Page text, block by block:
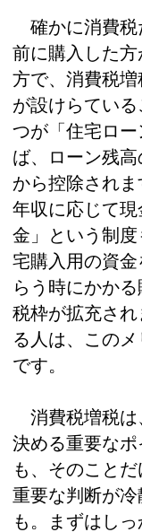
確かに消費税
前に購入した
方で、消費税
が設けらてい
つが「住宅ロ
ば、ローン残
から控除されま
年収に応じて
金」という制
宅購入用の資
らう時にかか
税枠が拡充さ
る人は、この
です。
消費税増税は
決める重要な
も、そのこと
重要な判断が
も。まずはし